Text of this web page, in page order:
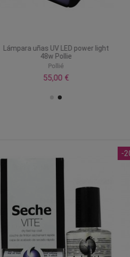
Lámpara uñas UV LED power light
48w Pollie
Pollié
55,00 €
-